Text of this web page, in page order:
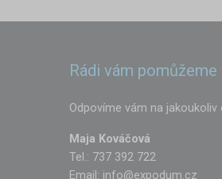
Rádi vám pomůžeme
Odpovíme vám na jakoukoliv
Maja Kováčová
Tel.: 737 392 722
Email: info@expodum.cz